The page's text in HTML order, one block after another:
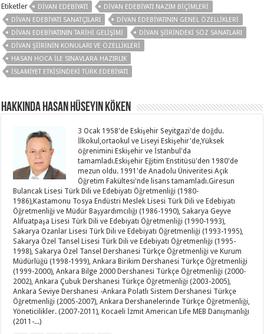
Etiketler DIVAN EDEBIYATI
DIVAN EDEBIYATI NAZIM BIÇIMLERI
DIVAN EDEBIYATI SANATÇILARI
DIVAN EDEBIYATININ GENEL ÖZELLIKLERI
DIVAN EDEBIYATININ TARIHI GELIŞIMI
DIVAN ŞIIRINDEKI SÖZ SANATLARI
DIVAN ŞIIRININ KONULARI VE ÖZELLIKLERI
HASAN HOCA ILE SINAVLARA HAZIRLIK
İSLAMIYET ETKISINDEKI TÜRK EDEBIYATI
Hakkında Hasan Hüseyin KÖKEN
3 Ocak 1958'de Eskişehir Seyitgazi'de doğdu.
İlkokul,ortaokul ve Liseyi Eskişehir'de,Yüksek
öğrenimini Eskişehir ve İstanbul'da
tamamladı.Eskişehir Eğitim Enstitüsü'den 1980'de
mezun oldu. 1991'de Anadolu Üniveritesi Açık
Öğretim Fakültesi'nde lisans tamamladı.Giresun
Bulancak Lisesi Türk Dili ve Edebiyatı Öğretmenliği (1980-
1986),Kastamonu Tosya Endüstri Meslek Lisesi Türk Dili ve Edebiyatı
Öğretmenliği ve Müdür Başyardımcılığı (1986-1990), Sakarya Geyve
Alifuatpaşa Lisesi Türk Dili ve Edebiyatı Öğretmenliği (1990-1993),
Sakarya Ozanlar Lisesi Türk Dili ve Edebiyatı Öğretmenliği (1993-1995),
Sakarya Özel Tansel Lisesi Türk Dili ve Edebiyatı Öğretmenliği (1995-
1998), Sakarya Özel Tansel Dershanesi Türkçe Öğretmenliği ve Kurum
Müdürlüğü (1998-1999), Ankara Birikim Dershanesi Türkçe Öğretmenliği
(1999-2000), Ankara Bilge 2000 Dershanesi Türkçe Öğretmenliği (2000-
2002), Ankara Çubuk Dershanesi Türkçe Öğretmenliği (2003-2005),
Ankara Seviye Dershanesi -Ankara Polatlı Sistem Dershanesi Türkçe
Öğretmenliği (2005-2007), Ankara Dershanelerinde Türkçe Öğretmenliği,
Yöneticilikler. (2007-2011), Kocaeli İzmit American Life MEB Danışmanlığı
(2011-...)